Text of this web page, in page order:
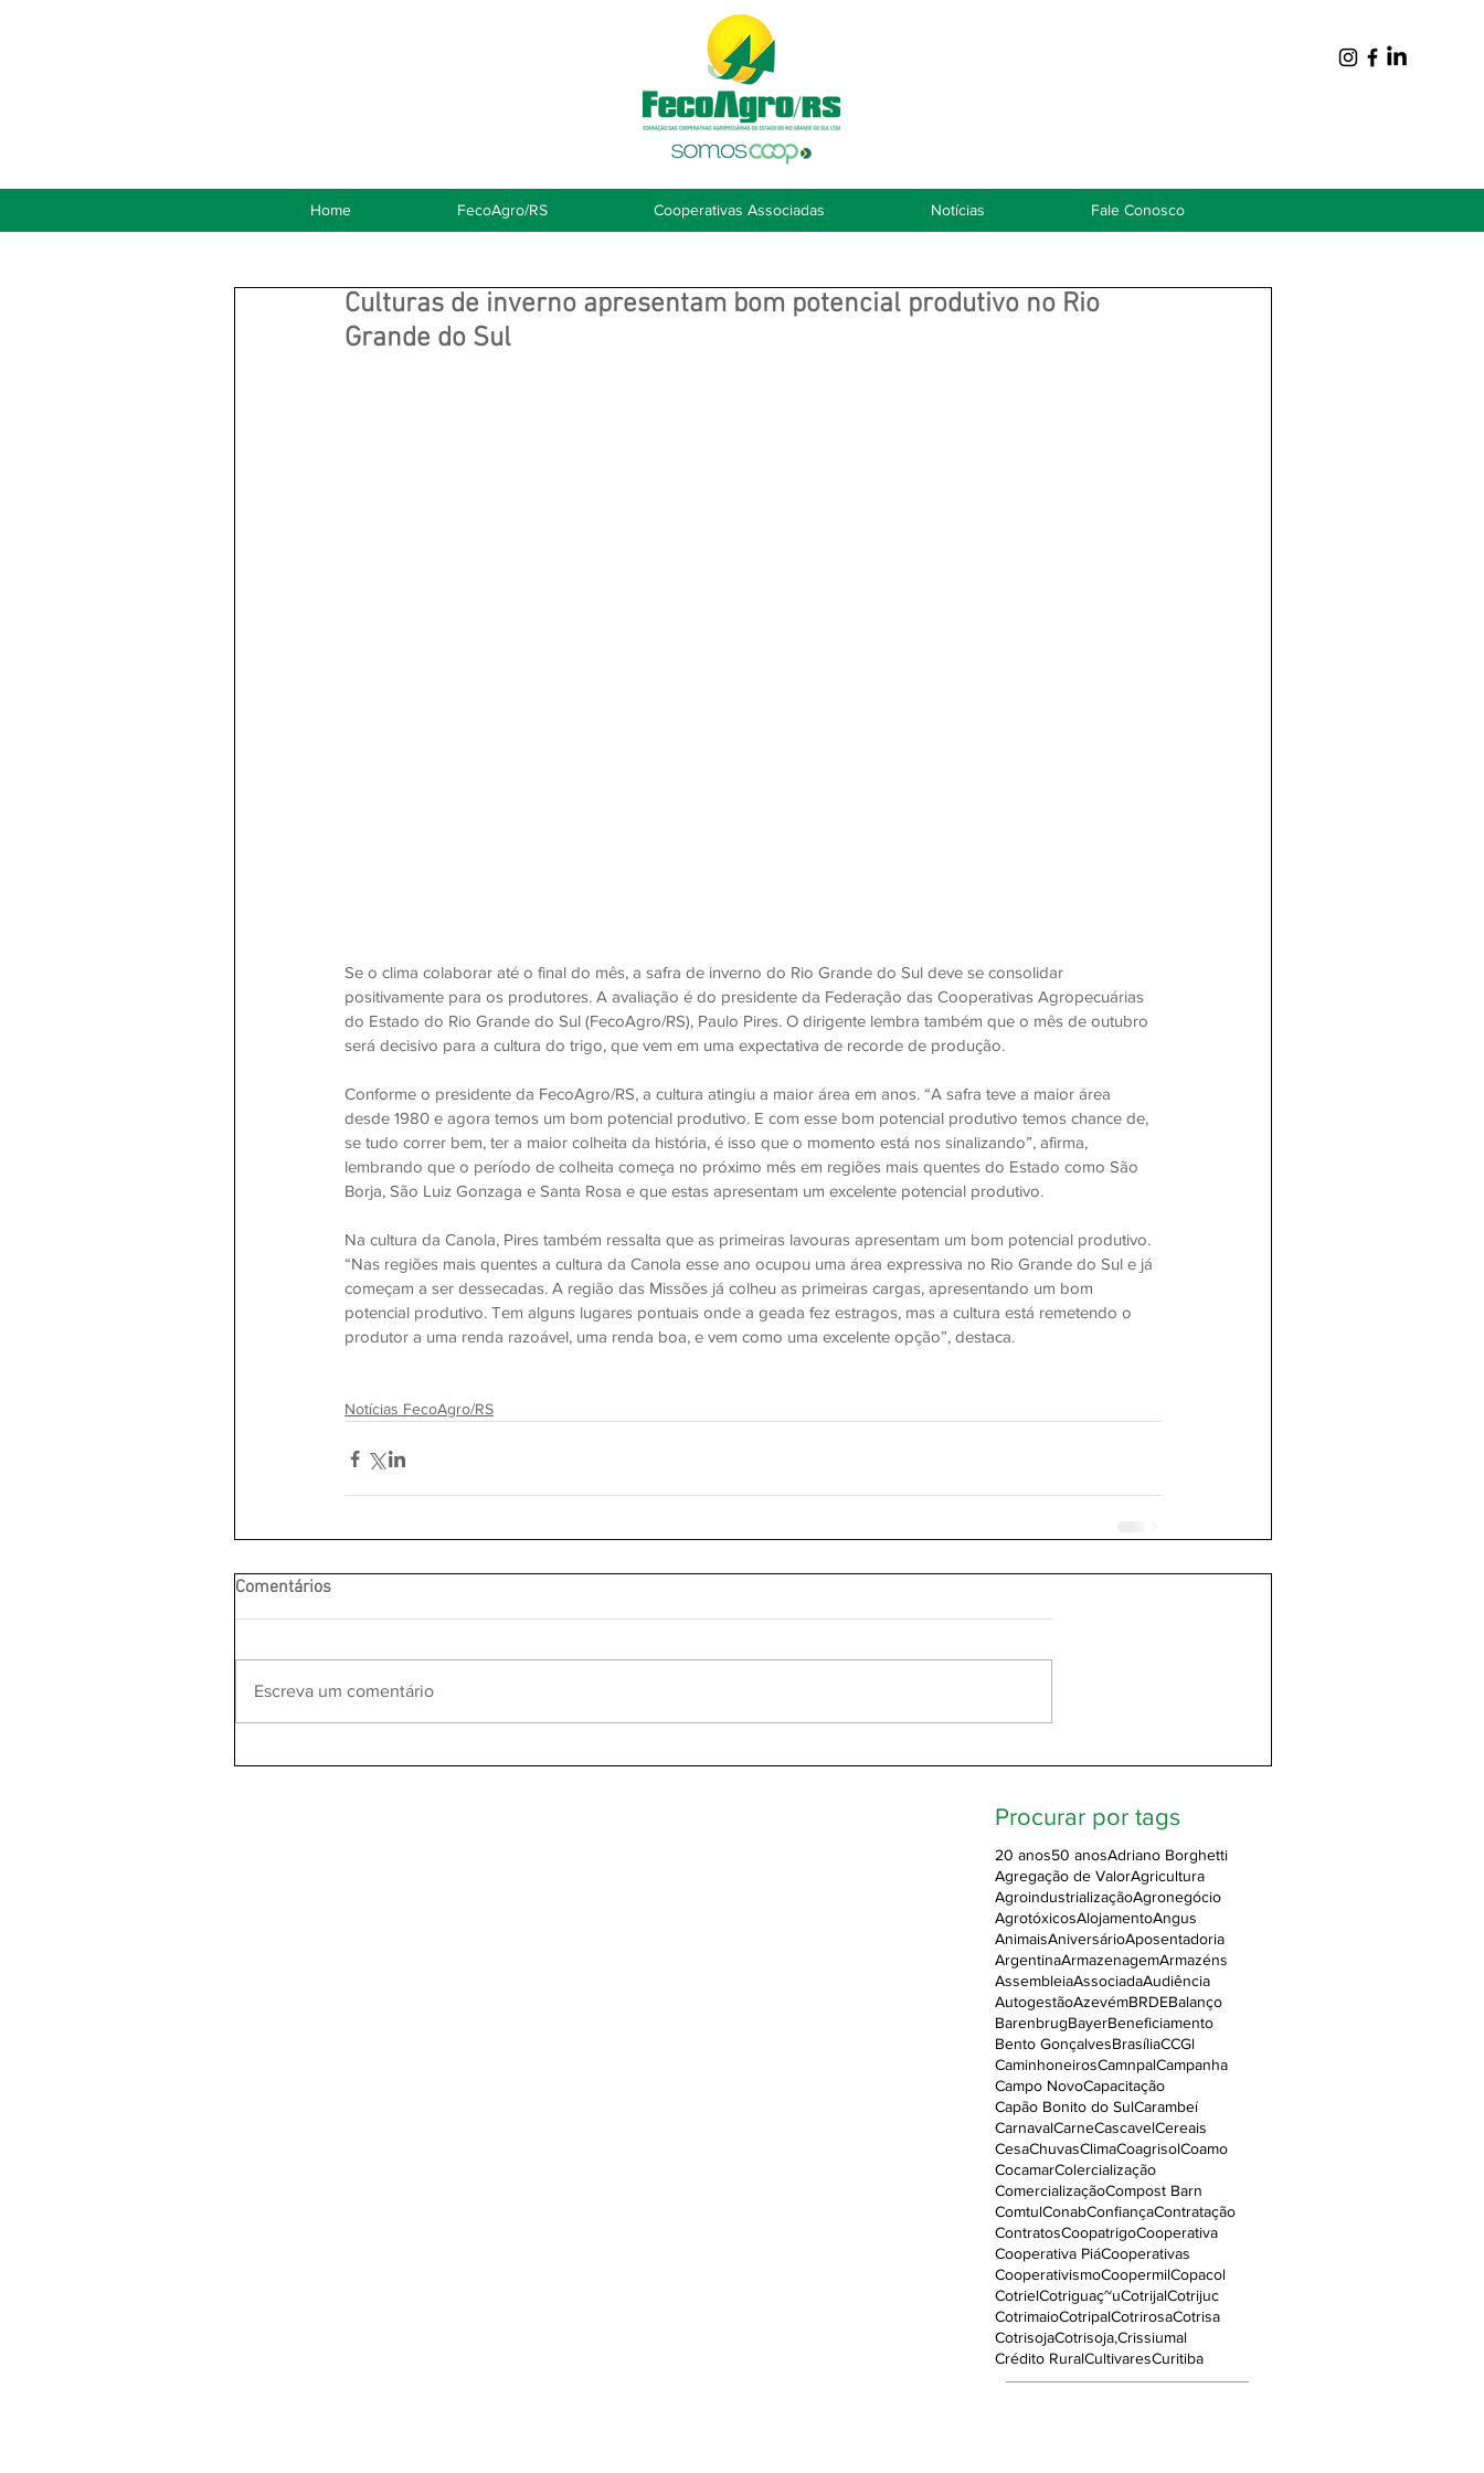
Home FecoAgro/RS Cooperativas Associadas Notícias Fale Conosco
Culturas de inverno apresentam bom potencial produtivo no Rio
Grande do Sul
Se o clima colaborar até o final do mês, a safra de inverno do Rio Grande do Sul deve se consolidar
positivamente para os produtores. A avaliação é do presidente da Federação das Cooperativas Agropecuárias
do Estado do Rio Grande do Sul (FecoAgro/RS), Paulo Pires. O dirigente lembra também que o mês de outubro
será decisivo para a cultura do trigo, que vem em uma expectativa de recorde de produção.
Conforme o presidente da FecoAgro/RS, a cultura atingiu a maior área em anos. “A safra teve a maior área
desde 1980 e agora temos um bom potencial produtivo. E com esse bom potencial produtivo temos chance de,
se tudo correr bem, ter a maior colheita da história, é isso que o momento está nos sinalizando”, afirma,
lembrando que o período de colheita começa no próximo mês em regiões mais quentes do Estado como São
Borja, São Luiz Gonzaga e Santa Rosa e que estas apresentam um excelente potencial produtivo.
Na cultura da Canola, Pires também ressalta que as primeiras lavouras apresentam um bom potencial produtivo.
“Nas regiões mais quentes a cultura da Canola esse ano ocupou uma área expressiva no Rio Grande do Sul e já
começam a ser dessecadas. A região das Missões já colheu as primeiras cargas, apresentando um bom
potencial produtivo. Tem alguns lugares pontuais onde a geada fez estragos, mas a cultura está remetendo o
produtor a uma renda razoável, uma renda boa, e vem como uma excelente opção”, destaca.
Notícias FecoAgro/RS
Comentários
Escreva um comentário
Procurar por tags
20 anos50 anosAdriano Borghetti
Agregação de ValorAgricultura
AgroindustrializaçãoAgronegócio
AgrotóxicosAlojamentoAngus
AnimaisAniversárioAposentadoria
ArgentinaArmazenagemArmazéns
AssembleiaAssociadaAudiência
AutogestãoAzevémBRDEBalanço
BarenbrugBayerBeneficiamento
Bento GonçalvesBrasíliaCCGl
CaminhoneirosCamnpalCampanha
Campo NovoCapacitação
Capão Bonito do SulCarambeí
CarnavalCarneCascavelCereais
CesaChuvasClimaCoagrisolCoamo
CocamarColercialização
ComercializaçãoCompost Barn
ComtulConabConfiançaContratação
ContratosCoopatrigoCooperativa
Cooperativa PiáCooperativas
CooperativismoCoopermilCopacol
CotrielCotriguaç~uCotrijalCotrijuc
CotrimaioCotripalCotrirosaCotrisa
CotrisojaCotrisoja,Crissiumal
Crédito RuralCultivaresCuritiba